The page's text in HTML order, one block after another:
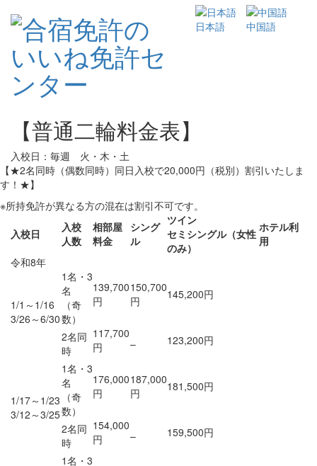
日本語 中国語
【普通二輪料金表】
入校日：毎週 火・木・土
【★2名同時（偶数同時）同日入校で20,000円（税別）割引いたしま
す！★】
※所持免許が異なる方の混在は割引不可です。
入校日
入校
人数
相部屋
料金
シング
ル
ツイン
セミシングル（女性
のみ）
ホテル利
用
令和8年
1/1～1/16
3/26～6/30
1名・3
名
（奇
数）
139,700
円
150,700
円
145,200円
2名同
時
117,700
円
– 123,200円
1/17～1/23
3/12～3/25
1名・3
名
（奇
数）
176,000
円
187,000
円
181,500円
2名同
時
154,000
円
– 159,500円
1名・3